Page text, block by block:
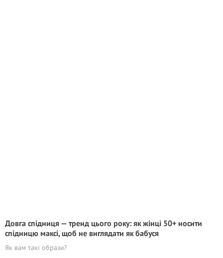
Довга спідниця — тренд цього року: як жінці 50+ носити
спідницю максі, щоб не виглядати як бабуся
Як вам такі образи?